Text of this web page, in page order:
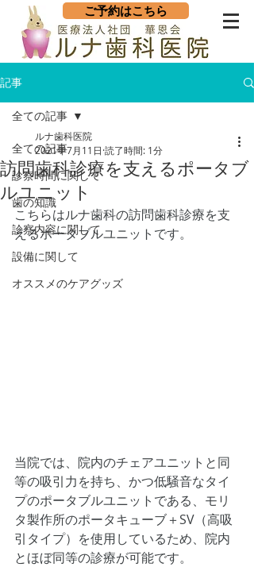
ご予約はこちら
記事
全ての記事
診察時間に関して
歯の知識
診察内容に関して
設備に関して
オススメのケアグッズ
全ての記事
訪問歯科診療を支えるポータブ
ルユニット
ルナ歯科医院
2021年7月11日 読了時間: 1分
こちらはルナ歯科の訪問歯科診療を支
えるポータブルユニットです。
当院では、院内のチェアユニットと同
等の吸引力を持ち、かつ低騒音なタイ
プのポータブルユニットである、モリ
タ製作所のポータキューブ＋SV（高吸
引タイプ）を使用しているため、院内
とほぼ同等の診療が可能です。